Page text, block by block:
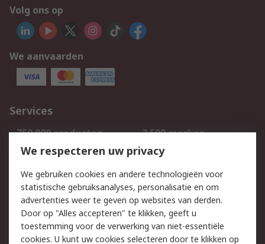
Volg ons op
We aanvaarden
Services
750.000 producten
2.500 merken
Bestellen
Inkoopoplossingen
Track & Trace
Wettelijk
Cookiebeleid Email veiligheid
We respecteren uw privacy
We gebruiken cookies en andere technologieën voor
statistische gebruiksanalyses, personalisatie en om
advertenties weer te geven op websites van derden.
Door op "Alles accepteren" te klikken, geeft u
toestemming voor de verwerking van niet-essentiële
cookies. U kunt uw cookies selecteren door te klikken op